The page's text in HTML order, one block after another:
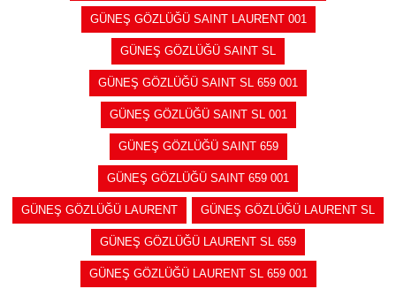
GÜNEŞ GÖZLÜĞÜ SAINT LAURENT 001
GÜNEŞ GÖZLÜĞÜ SAINT SL
GÜNEŞ GÖZLÜĞÜ SAINT SL 659 001
GÜNEŞ GÖZLÜĞÜ SAINT SL 001
GÜNEŞ GÖZLÜĞÜ SAINT 659
GÜNEŞ GÖZLÜĞÜ SAINT 659 001
GÜNEŞ GÖZLÜĞÜ LAURENT GÜNEŞ GÖZLÜĞÜ LAURENT SL
GÜNEŞ GÖZLÜĞÜ LAURENT SL 659
GÜNEŞ GÖZLÜĞÜ LAURENT SL 659 001